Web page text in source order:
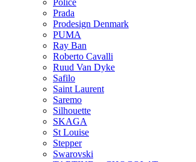
Police
Prada
Prodesign Denmark
PUMA
Ray Ban
Roberto Cavalli
Ruud Van Dyke
Safilo
Saint Laurent
Saremo
Silhouette
SKAGA
St Louise
Stepper
Swarovski